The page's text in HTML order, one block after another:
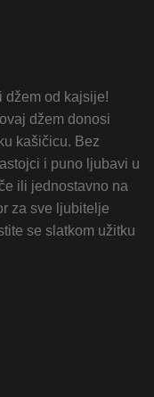
džem od kajsije!
džem donosi
kašičicu. Bez
i puno ljubavi u
ili jednostavno na
za sve ljubitelje
se slatkom užitku